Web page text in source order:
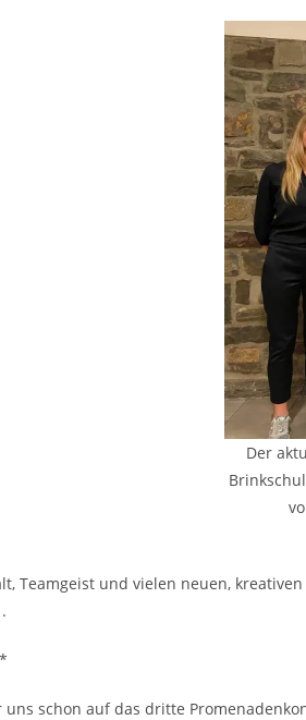
Der
Teamgeist und vielen neuen,
schon auf das dritte